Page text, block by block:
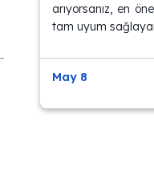
arıyorsanız, en
tam uyum
May 8